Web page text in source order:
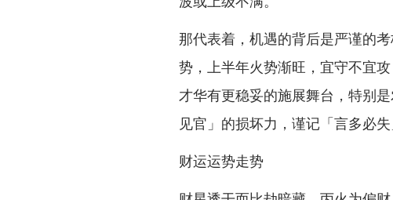
那代表着，机遇的背后是严谨的
势，上半年火势渐旺，宜守不宜
才华有更稳妥的施展舞台，特别
见官」的损坏力，谨记「言多必
财运运势走势